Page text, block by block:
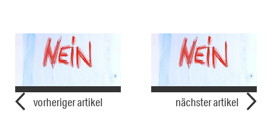
vorheriger artikel nächster artikel